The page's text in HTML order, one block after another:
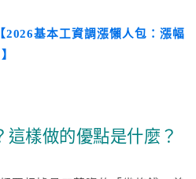
【2026基本工資調漲懶人包：漲幅
這樣做的優點是什麼？